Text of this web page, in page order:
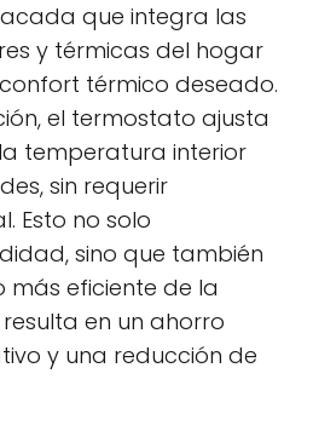
que integra las
y térmicas del hogar
térmico deseado.
el termostato ajusta
temperatura interior
sin requerir
Esto no solo
sino que también
más eficiente de la
en un ahorro
y una reducción de